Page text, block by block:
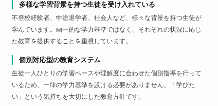
多様な学習背景を持つ生徒を受け入れている
不登校経験者、中途退学者、社会人など、様々な背景を持つ生徒が
学んでいます。画一的な学力基準ではなく、それぞれの状況に応じ
た教育を提供することを重視しています。
個別対応型の教育システム
生徒一人ひとりの学習ペースや理解度に合わせた個別指導を行って
いるため、一律の学力基準を設ける必要がありません。「学びた
い」という気持ちを大切にした教育方針です。